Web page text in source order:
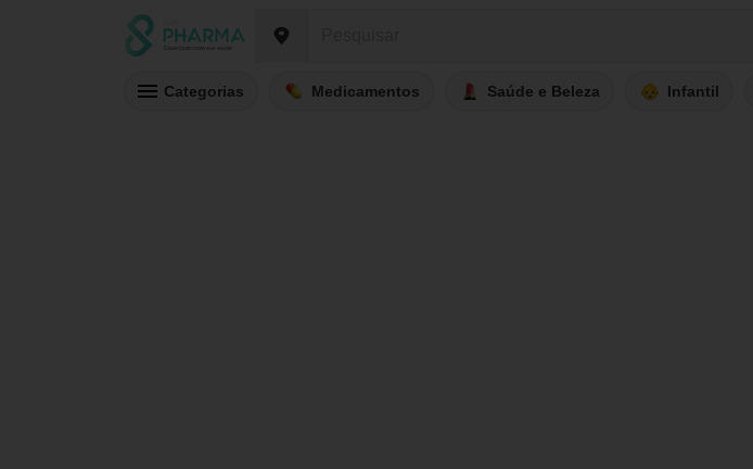
Categorias Medicamentos Saúde e Beleza Infantil